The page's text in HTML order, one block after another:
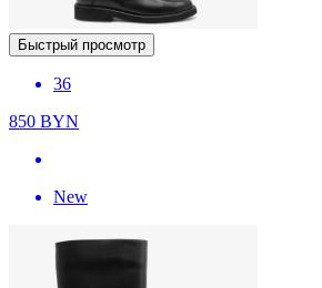
Быстрый просмотр
36
850 BYN
New